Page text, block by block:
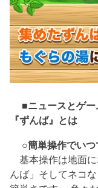
■ニュースとゲ
『ずんば』とは
○簡単操作でいつ
基本操作は地面に
んば」そしてネコ